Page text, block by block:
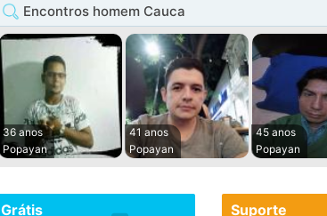
Encontros homem Cauca
36 anos
Popayan
41 anos
Popayan
45 anos
Popayan
Grátis Suporte